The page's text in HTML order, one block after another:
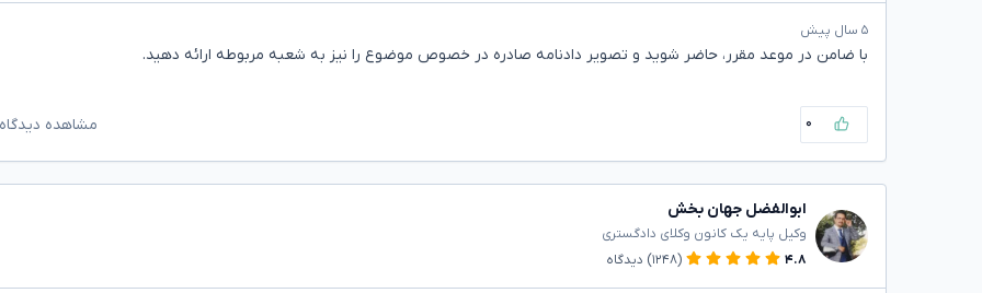
۵ سال پیش
با ضامن در موعد مقرر، حاضر شوید و تصویر دادنامه صادره در خصوص موضوع را نیز به شعبه مربوطه ارائه دهید.
۰ مشاهده
ابوالفضل جهان بخش
وکیل پایه یک کانون وکلای دادگستری
۴.۸
(۱۲۴۸) دیدگاه